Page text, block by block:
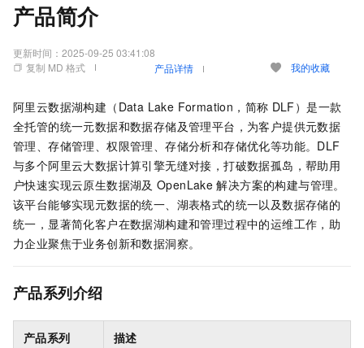
产品简介
更新时间： 2025-09-25 03:41:08
复制 MD 格式
产品详情 我的收藏
阿里云数据湖构建（Data Lake Formation，简称 DLF）是一款
全托管的统一元数据和数据存储及管理平台，为客户提供元数据
管理、存储管理、权限管理、存储分析和存储优化等功能。DLF
与多个阿里云大数据计算引擎无缝对接，打破数据孤岛，帮助用
户快速实现云原生数据湖及 OpenLake 解决方案的构建与管理。
该平台能够实现元数据的统一、湖表格式的统一以及数据存储的
统一，显著简化客户在数据湖构建和管理过程中的运维工作，助
力企业聚焦于业务创新和数据洞察。
产品系列介绍
产品系列 描述